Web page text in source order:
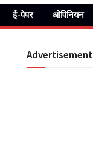
ई-पेपर ओपिनियन
Advertisement